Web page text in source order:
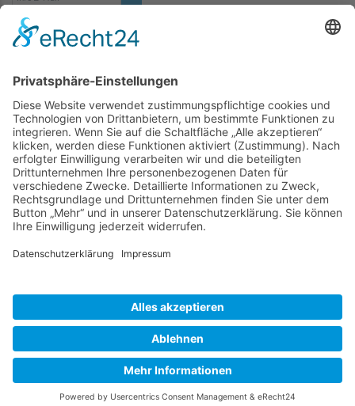
SOCIAL MEDIA
Besuchen Sie uns auch hier:
Kulturbetrieb der Stadt Gummersbach AöR – Halle 32
|
Impressum | AGB | Datenschutz